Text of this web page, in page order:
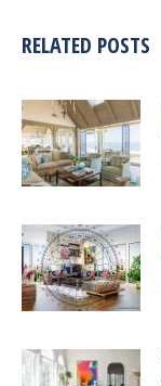
RELATED POSTS